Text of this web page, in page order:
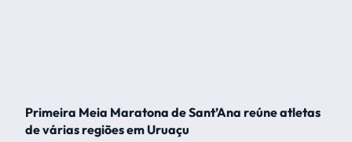
Primeira Meia Maratona de Sant’Ana reúne atletas
de várias regiões em Uruaçu